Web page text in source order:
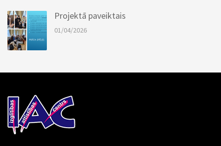
Projektā paveiktais
01/04/2026